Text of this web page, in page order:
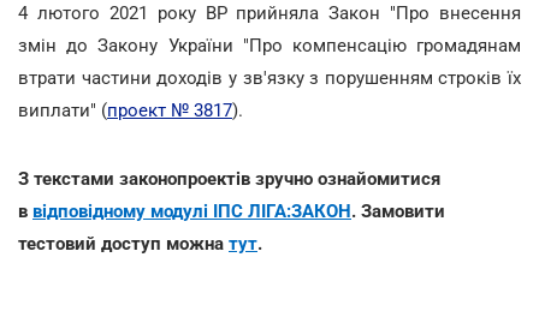
4 лютого 2021 року ВР прийняла Закон "Про внесення
змін до Закону України "Про компенсацію громадянам
втрати частини доходів у зв'язку з порушенням строків їх
виплати" (проект № 3817).
З текстами законопроектів зручно ознайомитися
в відповідному модулі ІПС ЛІГА:ЗАКОН. Замовити
тестовий доступ можна тут.